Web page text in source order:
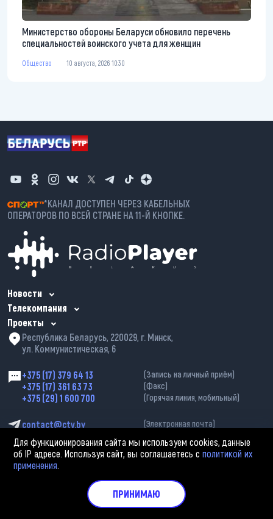
Министерство обороны Беларуси обновило перечень
специальностей воинского учета для женщин
Общество 10 августа, 2026 10:30
*КАНАЛ ДОСТУПЕН ЧЕРЕЗ КАБЕЛЬНЫХ
ОПЕРАТОРОВ ПО ВСЕЙ СТРАНЕ НА 11-Й КНОПКЕ.
Новости
Телекомпания
Проекты
Республика Беларусь, 220029, г. Минск,
ул. Коммунистическая, 6
+375 (17) 379 64 13 (Запись на личный приём)
+375 (17) 361 63 73 (Факс)
+375 (29) 1 600 700 (Горячая линия, мобильный)
contact@ctv.by (Электронная почта)
2002—2026 © ЗАО «Столичное телевидение». При любом использовании
материалов активная гиперссылка на «belarus-news.by» обязательна.
Для функционирования сайта мы используем cookies, данные
об IP адресе. Используя сайт, вы соглашаетесь сполитикой их
применения.
ПРИНИМАЮ